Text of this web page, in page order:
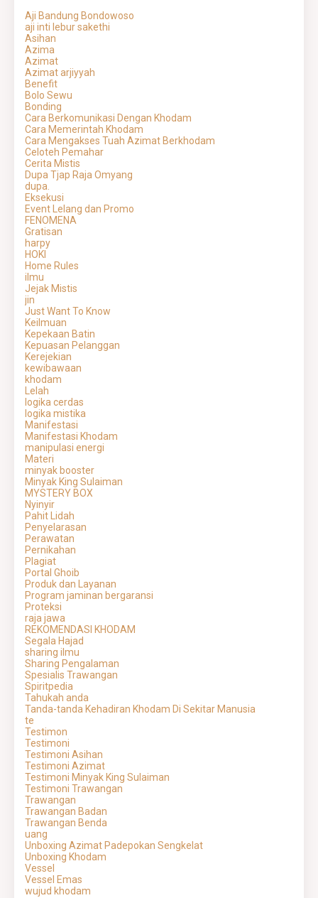
Aji Bandung Bondowoso
aji inti lebur sakethi
Asihan
Azima
Azimat
Azimat arjiyyah
Benefit
Bolo Sewu
Bonding
Cara Berkomunikasi Dengan Khodam
Cara Memerintah Khodam
Cara Mengakses Tuah Azimat Berkhodam
Celoteh Pemahar
Cerita Mistis
Dupa Tjap Raja Omyang
dupa.
Eksekusi
Event Lelang dan Promo
FENOMENA
Gratisan
harpy
HOKI
Home Rules
ilmu
Jejak Mistis
jin
Just Want To Know
Keilmuan
Kepekaan Batin
Kepuasan Pelanggan
Kerejekian
kewibawaan
khodam
Lelah
logika cerdas
logika mistika
Manifestasi
Manifestasi Khodam
manipulasi energi
Materi
minyak booster
Minyak King Sulaiman
MYSTERY BOX
Nyinyir
Pahit Lidah
Penyelarasan
Perawatan
Pernikahan
Plagiat
Portal Ghoib
Produk dan Layanan
Program jaminan bergaransi
Proteksi
raja jawa
REKOMENDASI KHODAM
Segala Hajad
sharing ilmu
Sharing Pengalaman
Spesialis Trawangan
Spiritpedia
Tahukah anda
Tanda-tanda Kehadiran Khodam Di Sekitar Manusia
te
Testimon
Testimoni
Testimoni Asihan
Testimoni Azimat
Testimoni Minyak King Sulaiman
Testimoni Trawangan
Trawangan
Trawangan Badan
Trawangan Benda
uang
Unboxing Azimat Padepokan Sengkelat
Unboxing Khodam
Vessel
Vessel Emas
wujud khodam